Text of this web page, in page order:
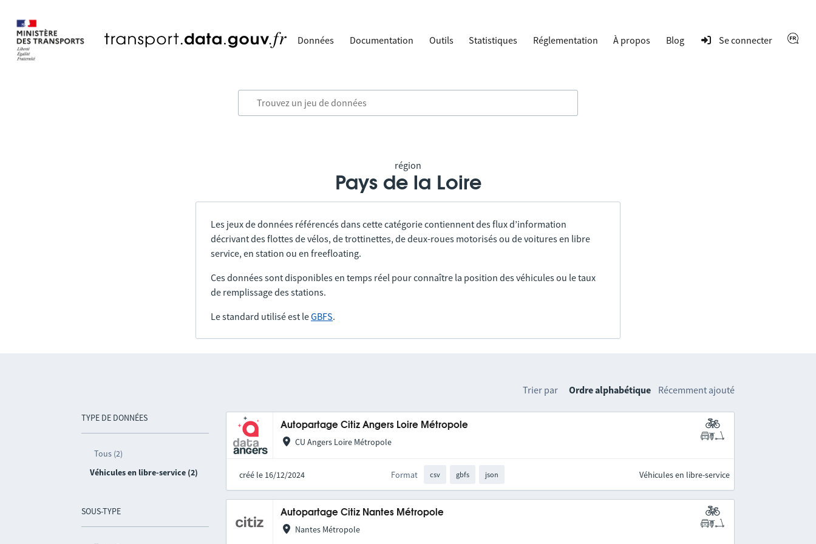
Données Documentation Outils Statistiques Réglementation À propos Blog Se connecter
région
Pays de la Loire
Les jeux de données référencés dans cette catégorie contiennent des flux d’information
décrivant des flottes de vélos, de trottinettes, de deux-roues motorisés ou de voitures en libre
service, en station ou en freefloating.
Ces données sont disponibles en temps réel pour connaître la position des véhicules ou le taux
de remplissage des stations.
Le standard utilisé est leGBFS.
TYPE DE DONNÉES
Tous (2)
Véhicules en libre-service (2)
SOUS-TYPE
Trier par Ordre alphabétique Récemment ajouté
Autopartage Citiz Angers Loire Métropole
CU Angers Loire Métropole
créé le 16/12/2024 Format csv gbfs json Véhicules en libre-service
Autopartage Citiz Nantes Métropole
Nantes Métropole